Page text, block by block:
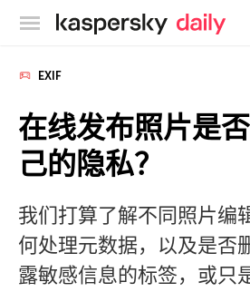
卡巴斯基官
EXIF
在线发布照片是
己的隐私？
我们打算了解不同照片编
何处理元数据，以及是否
露敏感信息的标签，或只